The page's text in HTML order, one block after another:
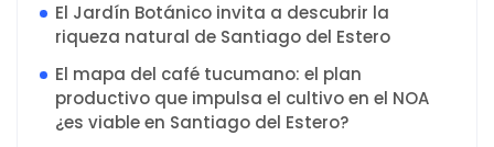
El Jardín Botánico invita a descubrir la
riqueza natural de Santiago del Estero
El mapa del café tucumano: el plan
productivo que impulsa el cultivo en el NOA
¿es viable en Santiago del Estero?